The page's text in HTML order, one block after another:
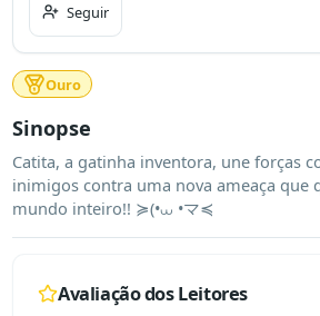
Seguir
Ouro
Sinopse
Catita, a gatinha inventora, une forças
inimigos contra uma nova ameaça que
mundo inteiro!! ≽(•⩊ •マ≼
Avaliação dos Leitores